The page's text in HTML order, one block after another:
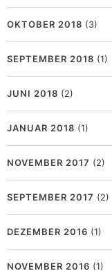
OKTOBER 2018 (3)
SEPTEMBER 2018 (1)
JUNI 2018 (2)
JANUAR 2018 (1)
NOVEMBER 2017 (2)
SEPTEMBER 2017 (2)
DEZEMBER 2016 (1)
NOVEMBER 2016 (1)